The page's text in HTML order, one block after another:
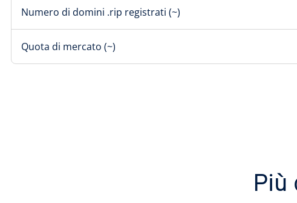
Numero di domini .rip registrati (~)
Quota di mercato (~)
Più